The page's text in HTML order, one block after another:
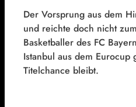
Der Vorsprung aus dem
und reichte doch nicht
Basketballer des FC
Istanbul aus dem
Titelchance bleibt.